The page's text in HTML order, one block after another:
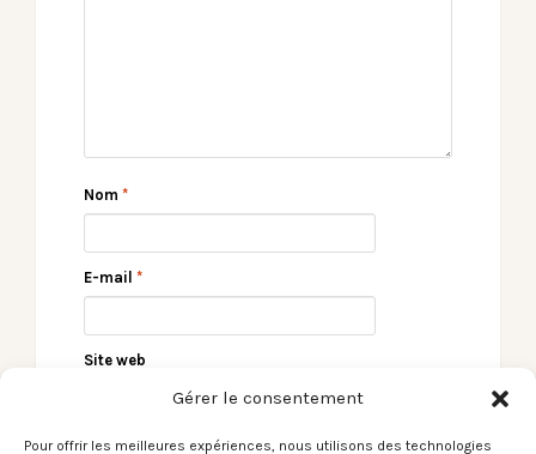
Gérer le consentement
Pour offrir les meilleures expériences, nous utilisons des technologies
Nom *
E-mail *
Site web